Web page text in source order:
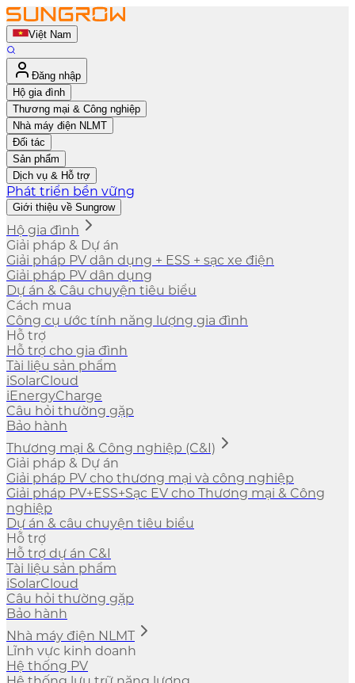
Việt Nam
Đăng nhập
Hộ gia đình
Thương mại & Công nghiệp
Nhà máy điện NLMT
Đối tác
Sản phẩm
Dịch vụ & Hỗ trợ
Phát triển bền vững
Giới thiệu về Sungrow
Hộ gia đình
Giải pháp & Dự án
Giải pháp PV dân dụng + ESS + sạc xe điện
Giải pháp PV dân dụng
Dự án & Câu chuyện tiêu biểu
Cách mua
Công cụ ước tính năng lượng gia đình
Hỗ trợ
Hỗ trợ cho gia đình
Tài liệu sản phẩm
iSolarCloud
iEnergyCharge
Câu hỏi thường gặp
Bảo hành
Thương mại & Công nghiệp (C&I)
Giải pháp & Dự án
Giải pháp PV cho thương mại và công nghiệp
Giải pháp PV+ESS+Sạc EV cho Thương mại & Công
nghiệp
Dự án & câu chuyện tiêu biểu
Hỗ trợ
Hỗ trợ dự án C&I
Tài liệu sản phẩm
iSolarCloud
Câu hỏi thường gặp
Bảo hành
Nhà máy điện NLMT
Lĩnh vực kinh doanh
Hệ thống PV